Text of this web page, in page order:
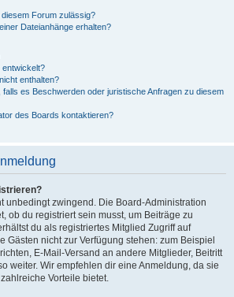
Forum zulässig?
Dateianhänge erhalten?
entwickelt?
enthalten?
es Beschwerden oder juristische Anfragen zu diesem
des Boards kontaktieren?
unbedingt zwingend. Die Board-Administration
ob du registriert sein musst, um Beiträge zu
du als registriertes Mitglied Zugriff auf
Gästen nicht zur Verfügung stehen: zum Beispiel
E-Mail-Versand an andere Mitglieder, Beitritt
weiter. Wir empfehlen dir eine Anmeldung, da sie
Vorteile bietet.